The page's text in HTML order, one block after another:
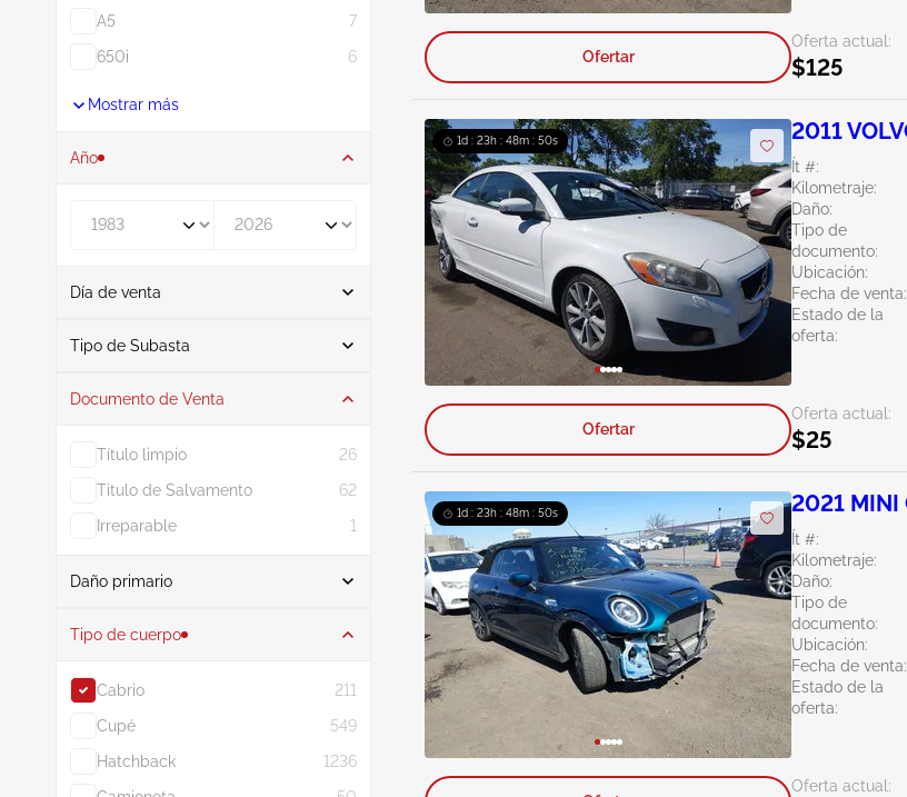
A5
7
650i
6
Mostrar más
Año
Día de venta
De
Tipo de Subasta
Subasta 211
Documento de Venta
Título limpio
26
Titulo de Salvamento
62
Irreparable
1
Daño primario
Interfaz
53
Desgaste normal
36
Inundar
18
Tipo de cuerpo
Cabrio
211
Cupé
549
Hatchback
1236
Oferta actual:
$125
Ofertar
1d : 23h : 48m : 49s 2011
Ít #:
Kilometraje:
Daño:
Tipo de
documento:
Ubicación:
Fecha de venta:
Estado de la
oferta:
Oferta actual:
$25
Ofertar
1d : 23h : 48m : 49s 2021
Ít #:
Kilometraje:
Daño:
Tipo de
documento:
Ubicación:
Fecha de venta:
Estado de la
oferta:
Oferta actual: